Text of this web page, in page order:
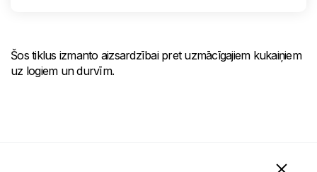
Šos tiklus izmanto aizsardzībai pret uzmācīgajiem kukaiņiem
uz logiem un durvīm.